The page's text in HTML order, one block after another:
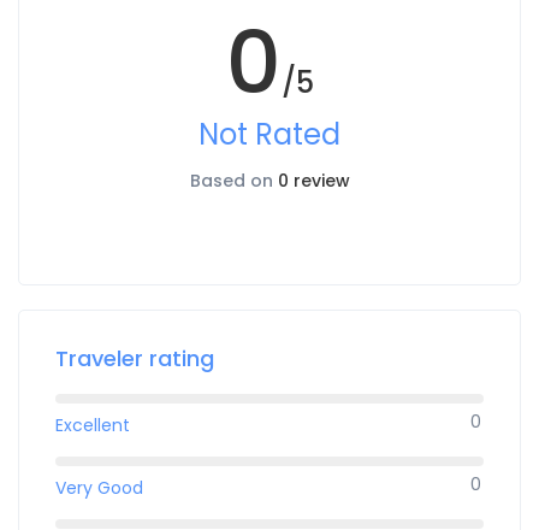
0/5
Not Rated
Based on 0 review
Traveler rating
Excellent 0
Very Good 0